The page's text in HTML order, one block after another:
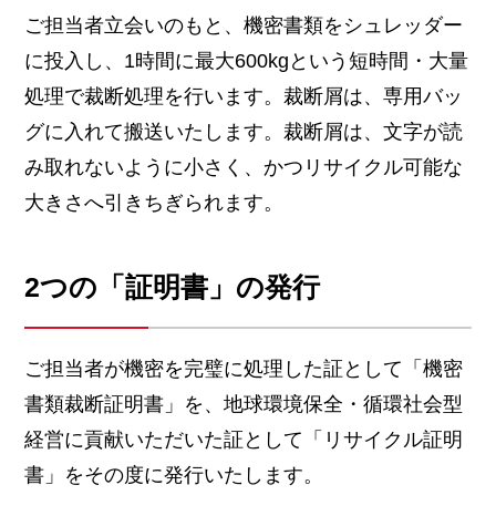
ご担当者立会いのもと、機密書類をシュレッダー
に投入し、1時間に最大600kgという短時間・大量
処理で裁断処理を行います。裁断屑は、専用バッ
グに入れて搬送いたします。裁断屑は、文字が読
み取れないように小さく、かつリサイクル可能な
大きさへ引きちぎられます。
2つの「証明書」の発行
ご担当者が機密を完璧に処理した証として「機密
書類裁断証明書」を、地球環境保全・循環社会型
経営に貢献いただいた証として「リサイクル証明
書」をその度に発行いたします。